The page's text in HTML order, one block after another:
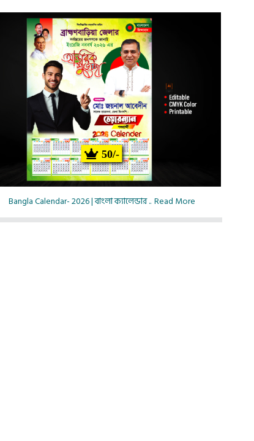
50/-
Bangla Calendar- 2026 | বাংলা ক্যালেন্ডার .. Read More